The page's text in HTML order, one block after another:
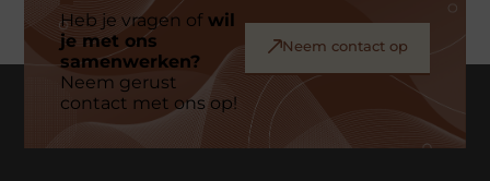
Heb je vragen ofwil
je met ons
samenwerken?
Neem gerust
contact met ons op!
Neem contact op